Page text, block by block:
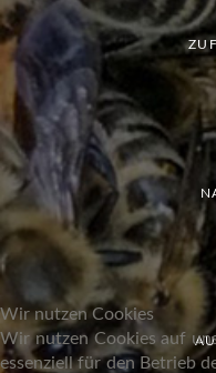
Wir nutzen Cookies
Wir nutzen Cookies auf
essenziell für den Betrieb